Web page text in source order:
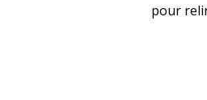
pour